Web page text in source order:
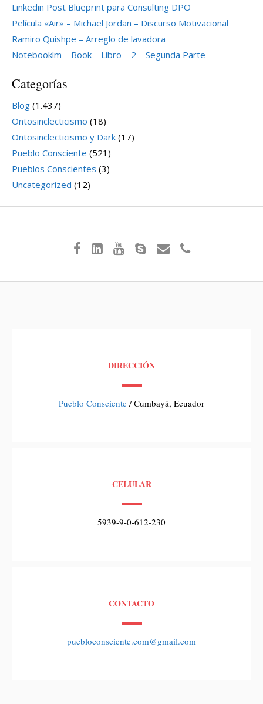
Linkedin Post Blueprint para Consulting DPO
Película «Air» – Michael Jordan – Discurso Motivacional
Ramiro Quishpe – Arreglo de lavadora
Notebooklm – Book – Libro – 2 – Segunda Parte
Categorías
Blog (1.437)
Ontosinclecticismo (18)
Ontosinclecticismo y Dark (17)
Pueblo Consciente (521)
Pueblos Conscientes (3)
Uncategorized (12)
DIRECCIÓN
Pueblo Consciente / Cumbayá, Ecuador
CELULAR
5939-9-0-612-230
CONTACTO
puebloconsciente.com@gmail.com